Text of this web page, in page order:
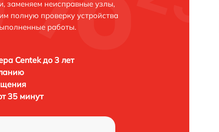
заменяем неисправные узлы,
полную проверку устройства
работы.
Centek до 3 лет
35 минут